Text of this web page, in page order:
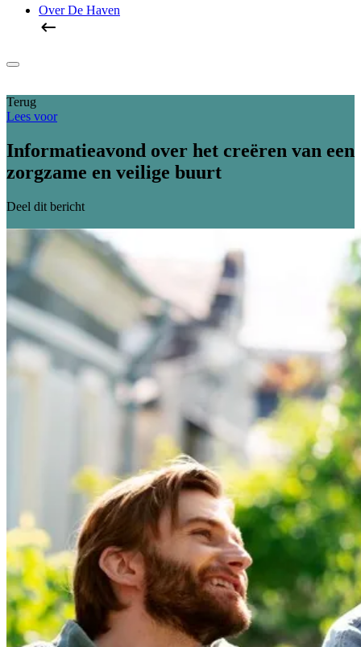
Over De Haven
Terug
Lees voor
Informatieavond over het creëren van een
zorgzame en veilige buurt
Deel dit bericht